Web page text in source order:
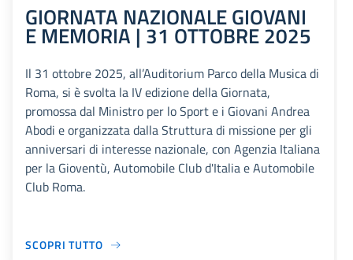
GIORNATA NAZIONALE GIOVANI
E MEMORIA | 31 OTTOBRE 2025
Il 31 ottobre 2025, all’Auditorium Parco della Musica di
Roma, si è svolta la IV edizione della Giornata,
promossa dal Ministro per lo Sport e i Giovani Andrea
Abodi e organizzata dalla Struttura di missione per gli
anniversari di interesse nazionale, con Agenzia Italiana
per la Gioventù, Automobile Club d'Italia e Automobile
Club Roma.
SCOPRI TUTTO